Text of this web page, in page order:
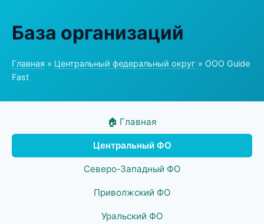
База организаций
Главная » Центральный федеральный округ » ООО Guide
Fast
🏠 Главная
Центральный ФО
Северо-Западный ФО
Приволжский ФО
Уральский ФО